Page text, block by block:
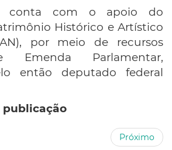
conta com o apoio do
Histórico e Artístico
por meio de recursos
Emenda Parlamentar,
então deputado federal
publicação
Próximo